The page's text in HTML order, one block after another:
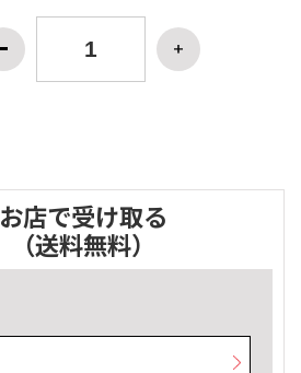
お店で受け取る
（送料無料）